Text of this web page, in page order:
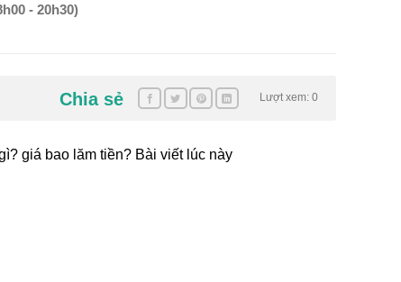
- 20h30)
Lượt xem: 0
Chia sẻ
giá bao lăm tiền? Bài viết lúc này